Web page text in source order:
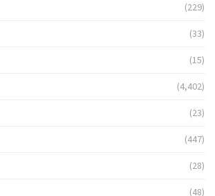
(229)
(33)
(15)
(4,402)
(23)
(447)
(28)
(48)